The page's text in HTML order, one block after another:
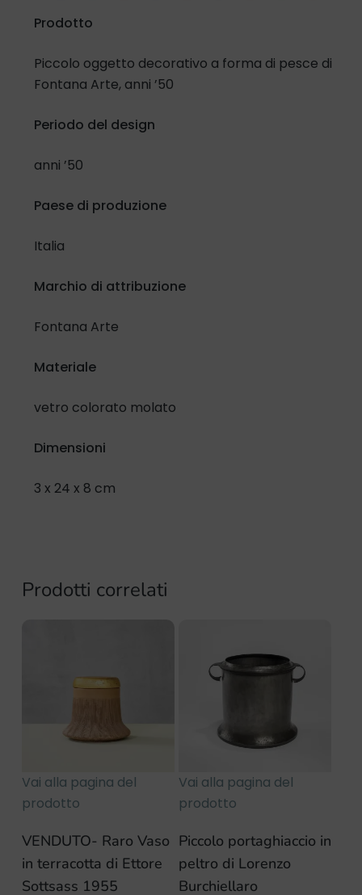
Prodotto
Piccolo oggetto decorativo a forma di pesce di
Fontana Arte, anni ’50
Periodo del design
anni ’50
Paese di produzione
Italia
Marchio di attribuzione
Fontana Arte
Materiale
vetro colorato molato
Dimensioni
3 x 24 x 8 cm
Prodotti correlati
Vai alla pagina del
prodotto
VENDUTO- Raro Vaso
in terracotta di Ettore
Sottsass 1955
Vai alla pagina del
prodotto
Piccolo portaghiaccio in
peltro di Lorenzo
Burchiellaro